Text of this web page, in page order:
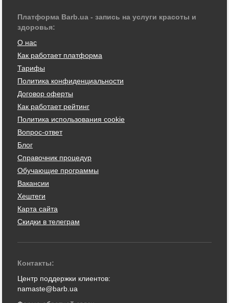
Платформа Barb.ua - запись на услуги красоты и
здоровья:
О нас
Как работает платформа
Тарифы
Политика конфиденциальности
Договор оферты
Как работает рейтинг
Политика использования cookie
Вопрос-ответ
Блог
Справочник процедур
Обучающие программы
Вакансии
Хештеги
Карта сайта
Скидки в телеграм
Контакты:
Центр поддержки клиентов:
namaste@barb.ua